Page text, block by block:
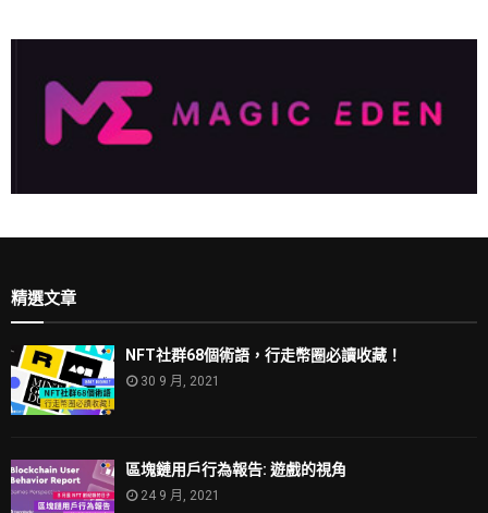
精選文章
NFT社群68個術語，行走幣圈必讀收藏！
30 9 月, 2021
區塊鏈用戶行為報告: 遊戲的視角
24 9 月, 2021